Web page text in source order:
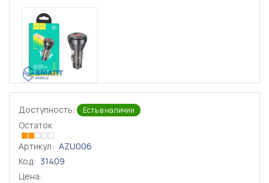
Доступность: Есть в наличии
Остаток
Артикул: AZU006
Код: 31409
Цена: